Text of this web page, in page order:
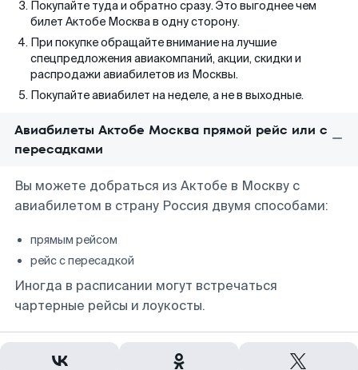
Покупайте туда и обратно сразу. Это выгоднее чем
билет Актобе Москва в одну сторону.
При покупке обращайте внимание на лучшие
спецпредложения авиакомпаний, акции, скидки и
распродажи авиабилетов из Москвы.
Покупайте авиабилет на неделе, а не в выходные.
Авиабилеты Актобе Москва прямой рейс или с
пересадками
Вы можете добраться из Актобе в Москву с
авиабилетом в страну Россия двумя способами:
прямым рейсом
рейс с пересадкой
Иногда в расписании могут встречаться
чартерные рейсы и лоукосты.